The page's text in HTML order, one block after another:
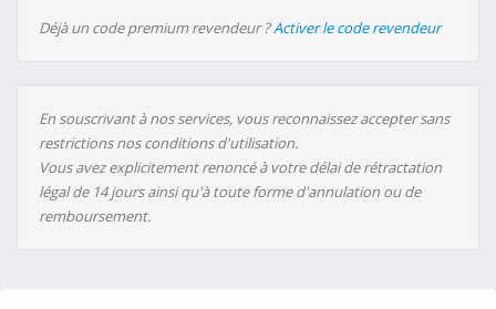
Déjà un code premium revendeur ?Activer le code revendeur
En souscrivant à nos services, vous reconnaissez accepter sans
restrictions nos conditions d'utilisation.
Vous avez explicitement renoncé à votre délai de rétractation
légal de 14 jours ainsi qu'à toute forme d'annulation ou de
remboursement.